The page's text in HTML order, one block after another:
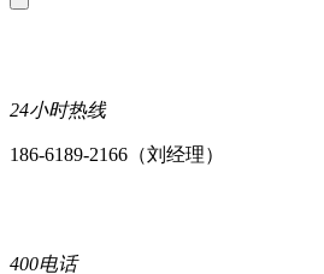
24小时热线
186-6189-2166（刘经理）
400电话